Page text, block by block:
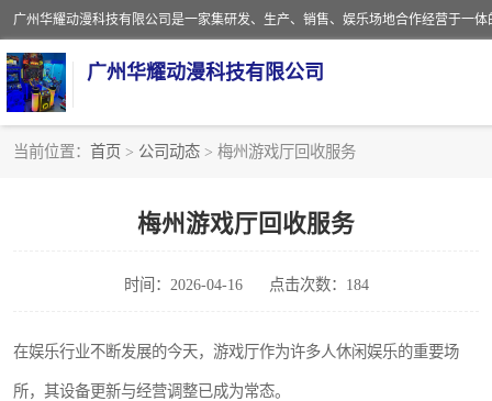
广州华耀动漫科技有限公司
当前位置： 首页 > 公司动态 > 梅州游戏厅回收服务
梅州游戏厅回收服务
时间：2026-04-16 点击次数：184
在娱乐行业不断发展的今天，游戏厅作为许多人休闲娱乐的重要场
所，其设备更新与经营调整已成为常态。
游戏厅回收